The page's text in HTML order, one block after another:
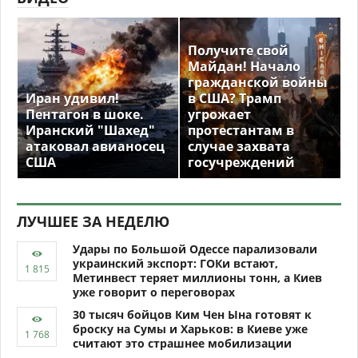
Иран удивил!
Пентагон в шоке.
Иранский "Шахед"
атаковал авианосец
США
Получите свой
Майдан! Начало
гражданской войны
в США? Трамп
угрожает
протестантам в
случае захвата
госучреждений
ЛУЧШЕЕ ЗА НЕДЕЛЮ
Удары по Большой Одессе парализовали
украинский экспорт: ГОКи встают,
Метинвест теряет миллионы тонн, а Киев
уже говорит о переговорах
30 тысяч бойцов Ким Чен Ына готовят к
броску на Сумы и Харьков: в Киеве уже
считают это страшнее мобилизации